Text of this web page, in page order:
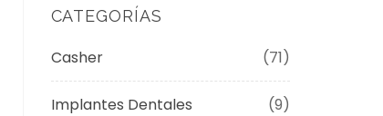
CATEGORÍAS
Casher (71)
Implantes Dentales (9)